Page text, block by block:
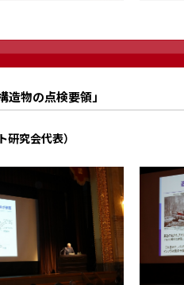
物の点検要領」
究会代表）